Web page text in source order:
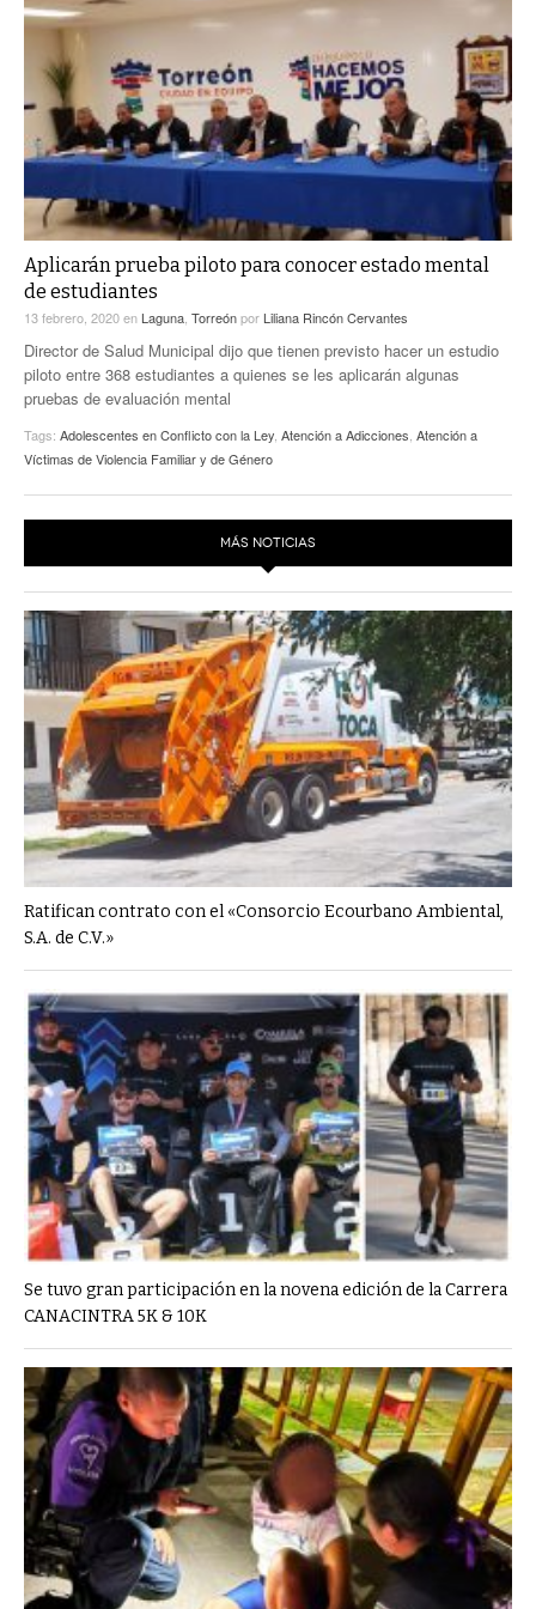
Aplicarán prueba piloto para conocer estado mental
de estudiantes
13 febrero, 2020en Laguna, Torreónpor Liliana Rincón Cervantes
Director de Salud Municipal dijo que tienen previsto hacer un estudio
piloto entre 368 estudiantes a quienes se les aplicarán algunas
pruebas de evaluación mental
Tags: Adolescentes en Conflicto con la Ley, Atención a Adicciones, Atención a
Víctimas de Violencia Familiar y de Género
MÁS NOTICIAS
Ratifican contrato con el «Consorcio Ecourbano Ambiental,
S.A. de C.V.»
Se tuvo gran participación en la novena edición de la Carrera
CANACINTRA 5K & 10K